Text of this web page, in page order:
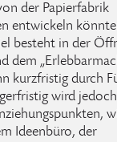
der Papierfabrik
entwickeln
besteht in der
dem
kurzfristig durch
wird
Ideenbüro, der